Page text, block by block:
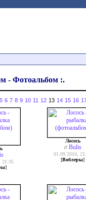
- Фотоальбом :.
5 6 7 8 9 10 11 12 13 14 15 16
21:35
]
Лосось
// Bulis
01.09.2010,
[Воблеры]